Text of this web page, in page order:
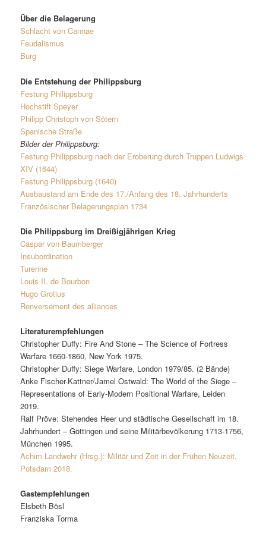
Über die Belagerung
Schlacht von Cannae
Feudalismus
Burg
Die Entstehung der Philippsburg
Festung Philippsburg
Hochstift Speyer
Philipp Christoph von Sötern
Spanische Straße
Bilder der Philippsburg:
Festung Philippsburg nach der Eroberung durch Truppen Ludwigs
XIV (1644)
Festung Philippsburg (1640)
Ausbaustand am Ende des 17./Anfang des 18. Jahrhunderts
Französischer Belagerungsplan 1734
Die Philippsburg im Dreißigjährigen Krieg
Caspar von Baumberger
Insubordination
Turenne
Louis II. de Bourbon
Hugo Grotius
Renversement des alliances
Literaturempfehlungen
Christopher Duffy: Fire And Stone – The Science of Fortress
Warfare 1660-1860, New York 1975.
Christopher Duffy: Siege Warfare, London 1979/85. (2 Bände)
Anke Fischer-Kattner/Jamel Ostwald: The World of the Siege –
Representations of Early-Modern Positional Warfare, Leiden
2019.
Ralf Pröve: Stehendes Heer und städtische Gesellschaft im 18.
Jahrhundert – Göttingen und seine Militärbevölkerung 1713-1756,
München 1995.
Achim Landwehr (Hrsg.): Militär und Zeit in der Frühen Neuzeit,
Potsdam 2018.
Gastempfehlungen
Elsbeth Bösl
Franziska Torma